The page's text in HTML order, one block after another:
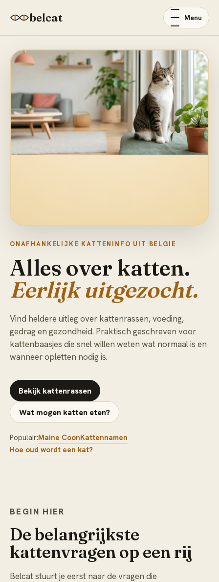
belcat Menu
ONAFHANKELIJKE KATTENINFO UIT BELGIE
Alles over katten.
Eerlijk uitgezocht.
Vind heldere uitleg over kattenrassen, voeding,
gedrag en gezondheid. Praktisch geschreven voor
kattenbaasjes die snel willen weten wat normaal is en
wanneer opletten nodig is.
Bekijk kattenrassen
Wat mogen katten eten?
Populair:Maine CoonKattennamen
Hoe oud wordt een kat?
BEGIN HIER
De belangrijkste
kattenvragen op een rij
Belcat stuurt je eerst naar de vragen die